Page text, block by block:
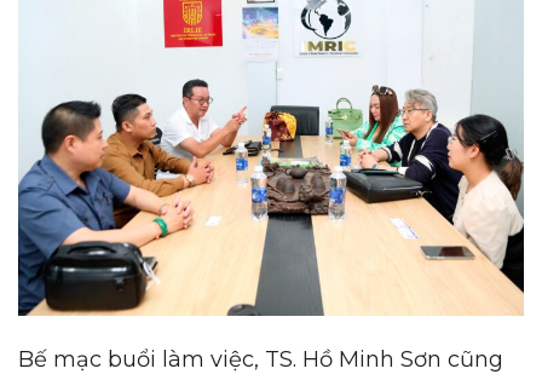
Bế mạc buổi làm việc, TS. Hồ Minh Sơn cũng